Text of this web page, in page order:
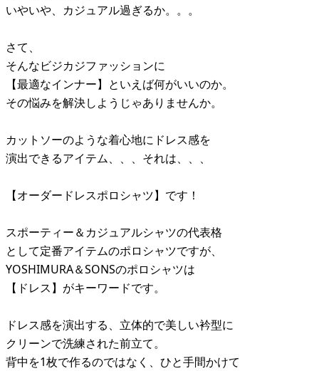
いやいや、カジュアル過ぎるか。。。
さて、
そんなビジカジファッションに
【最適なインナー】といえば何がいいのか。
その悩みを解決しようじゃありませんか。
カットソーのような着心地にドレス感を
演出できるアイテム、、、それは、、、
【オーダードレスポロシャツ】です！
スポーティー＆カジュアルシャツの代表格
として定番アイテムのポロシャツですが、
YOSHIMURA＆SONSのポロシャツは
【ドレス】がキーワードです。
ドレス感を演出する、立体的で美しい衿型に
クリーンで洗練された前立て。
背中を1枚で作るのではなく、ひと手間かけて